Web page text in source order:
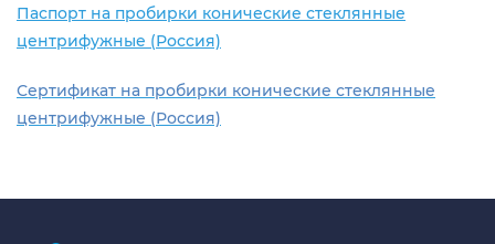
Паспорт на пробирки конические стеклянные
центрифужные (Россия)
Сертификат на пробирки конические стеклянные
центрифужные (Россия)